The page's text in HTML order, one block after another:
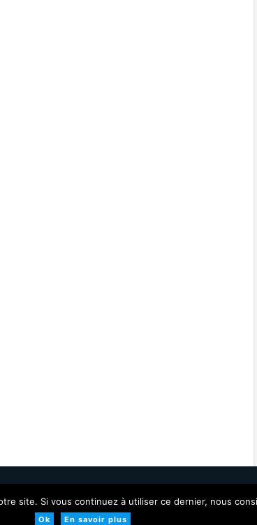
site. Si vous continuez à utiliser ce dernier, nous
Ok En savoir plus